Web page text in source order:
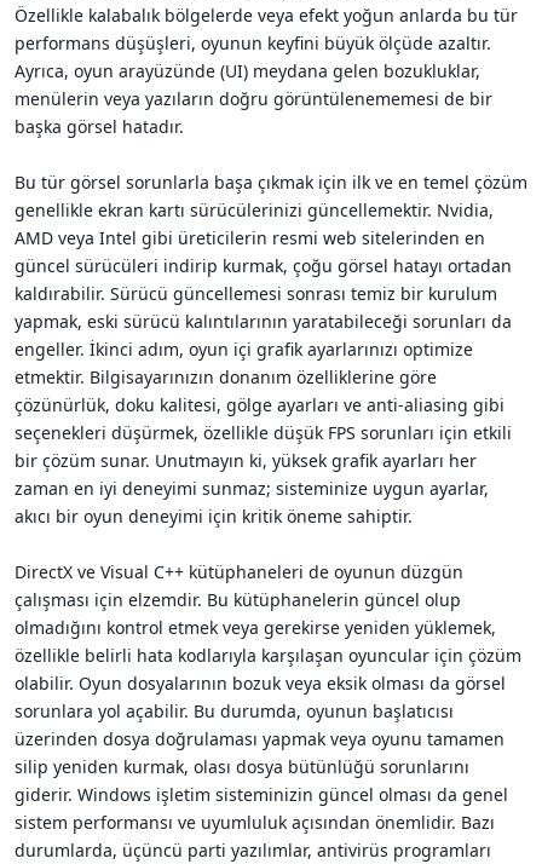
Özellikle kalabalık bölgelerde veya efekt yoğun anlarda bu tür
performans düşüşleri, oyunun keyfini büyük ölçüde azaltır.
Ayrıca, oyun arayüzünde (UI) meydana gelen bozukluklar,
menülerin veya yazıların doğru görüntülenememesi de bir
başka görsel hatadır.
Bu tür görsel sorunlarla başa çıkmak için ilk ve en temel çözüm
genellikle ekran kartı sürücülerinizi güncellemektir. Nvidia,
AMD veya Intel gibi üreticilerin resmi web sitelerinden en
güncel sürücüleri indirip kurmak, çoğu görsel hatayı ortadan
kaldırabilir. Sürücü güncellemesi sonrası temiz bir kurulum
yapmak, eski sürücü kalıntılarının yaratabileceği sorunları da
engeller. İkinci adım, oyun içi grafik ayarlarınızı optimize
etmektir. Bilgisayarınızın donanım özelliklerine göre
çözünürlük, doku kalitesi, gölge ayarları ve anti-aliasing gibi
seçenekleri düşürmek, özellikle düşük FPS sorunları için etkili
bir çözüm sunar. Unutmayın ki, yüksek grafik ayarları her
zaman en iyi deneyimi sunmaz; sisteminize uygun ayarlar,
akıcı bir oyun deneyimi için kritik öneme sahiptir.
DirectX ve Visual C++ kütüphaneleri de oyunun düzgün
çalışması için elzemdir. Bu kütüphanelerin güncel olup
olmadığını kontrol etmek veya gerekirse yeniden yüklemek,
özellikle belirli hata kodlarıyla karşılaşan oyuncular için çözüm
olabilir. Oyun dosyalarının bozuk veya eksik olması da görsel
sorunlara yol açabilir. Bu durumda, oyunun başlatıcısı
üzerinden dosya doğrulaması yapmak veya oyunu tamamen
silip yeniden kurmak, olası dosya bütünlüğü sorunlarını
giderir. Windows işletim sisteminizin güncel olması da genel
sistem performansı ve uyumluluk açısından önemlidir. Bazı
durumlarda, üçüncü parti yazılımlar, antivirüs programları